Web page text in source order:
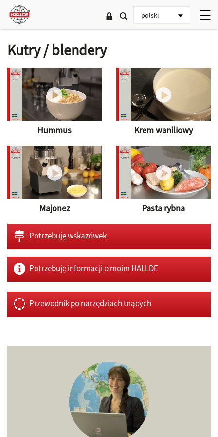
Kutry / blendery
Hummus Krem waniliowy
Majonez Pasta rybna
Potrzebuję wskazówek
Potrzebuję informacji o moim HALLDE
Przewodnik po narzędziach tnących